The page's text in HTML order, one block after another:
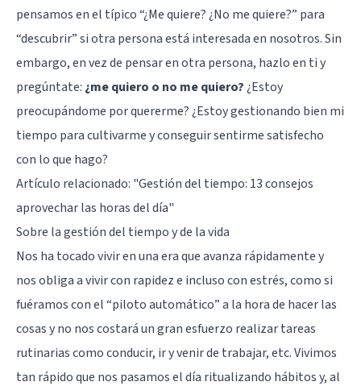
pensamos en el típico “¿Me quiere? ¿No me quiere?” para
“descubrir” si otra persona está interesada en nosotros. Sin
embargo, en vez de pensar en otra persona, hazlo en ti y
pregúntate: ¿me quiero o no me quiero?¿Estoy
preocupándome por quererme? ¿Estoy gestionando bien mi
tiempo para cultivarme y conseguir sentirme satisfecho
con lo que hago?
Artículo relacionado: "Gestión del tiempo: 13 consejos
aprovechar las horas del día"
Sobre la gestión del tiempo y de la vida
Nos ha tocado vivir en una era que avanza rápidamente y
nos obliga a vivir con rapidez e incluso con estrés, como si
fuéramos con el “piloto automático” a la hora de hacer las
cosas y no nos costará un gran esfuerzo realizar tareas
rutinarias como conducir, ir y venir de trabajar, etc. Vivimos
tan rápido que nos pasamos el día ritualizando hábitos y, al